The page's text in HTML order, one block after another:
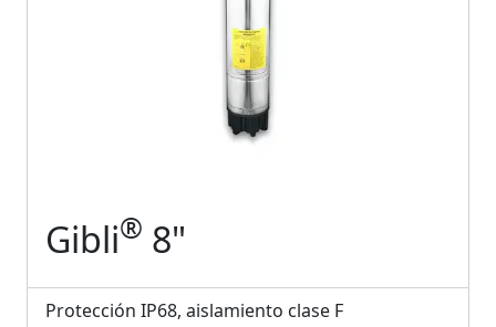
Gibli® 8"
Protección IP68, aislamiento clase F